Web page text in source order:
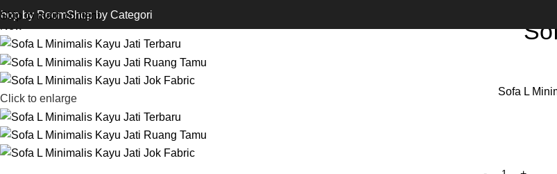
Skip to main content
by RoomShop by Categori
Beranda Sofa Tamu Minimalis Sofa L Minimalis Kayu Jati Terbaru
Click to enlarge
Sofa L